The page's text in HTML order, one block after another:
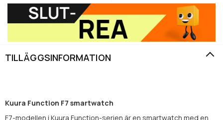
TILLÄGGSINFORMATION
Kuura Function F7 smartwatch
F7-modellen i Kuura Function-serien är en smartwatch med en